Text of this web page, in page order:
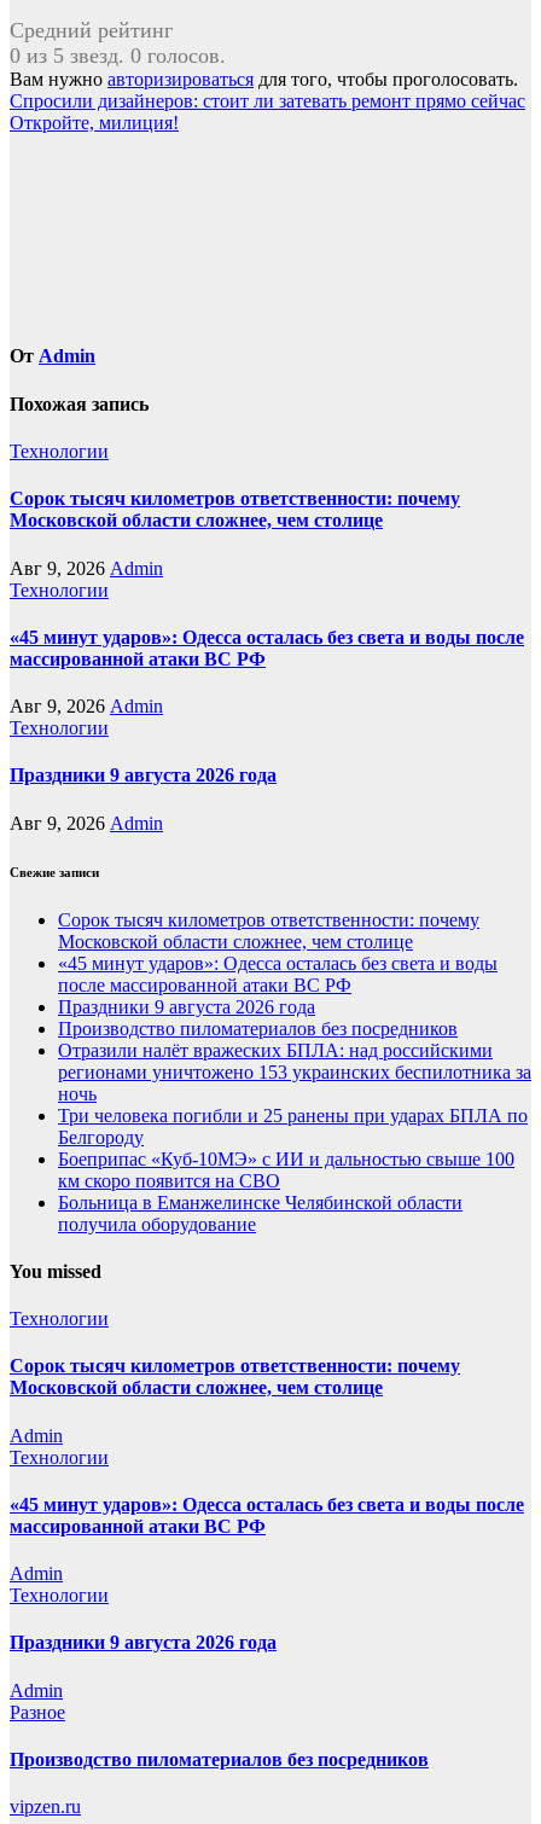
Средний рейтинг
0 из 5 звезд. 0 голосов.
Вам нужно авторизироваться для того, чтобы проголосовать.
Навигация
по
Спросили дизайнеров: стоит ли затевать ремонт прямо сейчас
Откройте, милиция!
От Admin
Похожая запись
Технологии
Сорок тысяч километров ответственности: почему
Московской области сложнее, чем столице
Авг 9, 2026 Admin
Технологии
«45 минут ударов»: Одесса осталась без света и воды после
массированной атаки ВС РФ
Авг 9, 2026 Admin
Технологии
Праздники 9 августа 2026 года
Авг 9, 2026 Admin
Свежие записи
Сорок тысяч километров ответственности: почему
Московской области сложнее, чем столице
«45 минут ударов»: Одесса осталась без света и воды
после массированной атаки ВС РФ
Праздники 9 августа 2026 года
Производство пиломатериалов без посредников
Отразили налёт вражеских БПЛА: над российскими
регионами уничтожено 153 украинских беспилотника за
ночь
Три человека погибли и 25 ранены при ударах БПЛА по
Белгороду
Боеприпас «Куб-10МЭ» с ИИ и дальностью свыше 100
км скоро появится на СВО
Больница в Еманжелинске Челябинской области
получила оборудование
You missed
Технологии
Сорок тысяч километров ответственности: почему
Московской области сложнее, чем столице
Admin
Технологии
«45 минут ударов»: Одесса осталась без света и воды после
массированной атаки ВС РФ
Admin
Технологии
Праздники 9 августа 2026 года
Admin
Разное
Производство пиломатериалов без посредников
vipzen.ru